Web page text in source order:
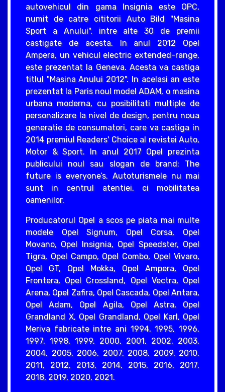
autovehicul din gama Insignia este OPC,
numit de catre cititorii Auto Bild "Masina
Sport a Anului", intre alte 30 de premii
castigate de acesta. In anul 2012 Opel
Ampera, un vehicul electric extended-range,
este prezentat la Geneva. Acesta va castiga
titlul "Masina Anului 2012". In acelasi an este
prezentat la Paris noul model ADAM, o masina
urbana moderna, cu posibilitati multiple de
personalizare la nivel de design, pentru noua
generatie de consumatori, care va castiga in
2014 premiul Readers' Choice al revistei Auto,
Motor & Sport. In anul 2017 Opel prezinta
publicului noul sau slogan de brand: The
future is everyone’s. Autoturismele nu mai
sunt in centrul atentiei, ci mobilitatea
oamenilor.
Producatorul Opel a scos pe piata mai multe
modele Opel Signum, Opel Corsa, Opel
Movano, Opel Insignia, Opel Speedster, Opel
Tigra, Opel Campo, Opel Combo, Opel Vivaro,
Opel GT, Opel Mokka, Opel Ampera, Opel
Frontera, Opel Crossland, Opel Vectra, Opel
Arena, Opel Zafira, Opel Cascada, Opel Antara,
Opel Adam, Opel Agila, Opel Astra, Opel
Grandland X, Opel Grandland, Opel Karl, Opel
Meriva fabricate intre ani 1994, 1995, 1996,
1997, 1998, 1999, 2000, 2001, 2002, 2003,
2004, 2005, 2006, 2007, 2008, 2009, 2010,
2011, 2012, 2013, 2014, 2015, 2016, 2017,
2018, 2019, 2020, 2021.